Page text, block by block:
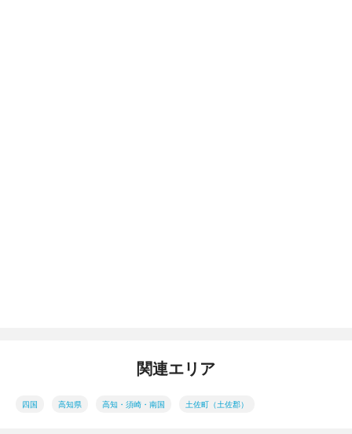
関連エリア
四国 高知県 高知・須崎・南国 土佐町（土佐郡）